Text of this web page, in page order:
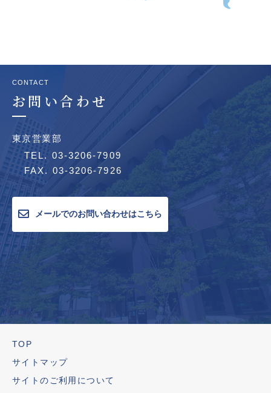
CONTACT
お問い合わせ
東京営業部
TEL. 03-3206-7909
FAX. 03-3206-7926
メールでのお問い合わせはこちら
TOP
サイトマップ
サイトのご利用について